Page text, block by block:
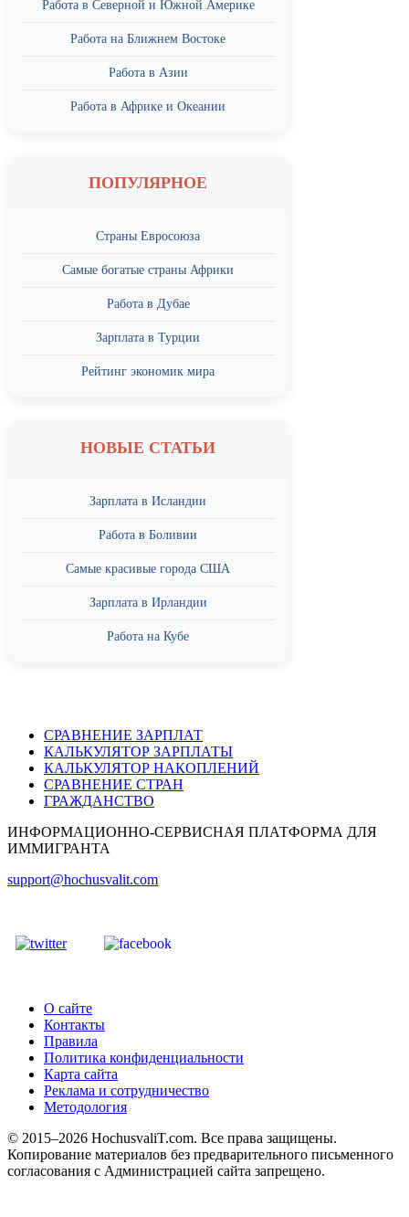
Работа в Северной и Южной Америке
Работа на Ближнем Востоке
Работа в Азии
Работа в Африке и Океании
ПОПУЛЯРНОЕ
Страны Евросоюза
Самые богатые страны Африки
Работа в Дубае
Зарплата в Турции
Рейтинг экономик мира
НОВЫЕ СТАТЬИ
Зарплата в Исландии
Работа в Боливии
Самые красивые города США
Зарплата в Ирландии
Работа на Кубе
СРАВНЕНИЕ ЗАРПЛАТ
КАЛЬКУЛЯТОР ЗАРПЛАТЫ
КАЛЬКУЛЯТОР НАКОПЛЕНИЙ
СРАВНЕНИЕ СТРАН
ГРАЖДАНСТВО
ИНФОРМАЦИОННО-СЕРВИСНАЯ ПЛАТФОРМА ДЛЯ
ИММИГРАНТА
support@hochusvalit.com
О сайте
Контакты
Правила
Политика конфиденциальности
Карта сайта
Реклама и сотрудничество
Методология
© 2015–2026 HochusvaliT.com. Все права защищены.
Копирование материалов без предварительного письменного
согласования с Администрацией сайта запрещено.